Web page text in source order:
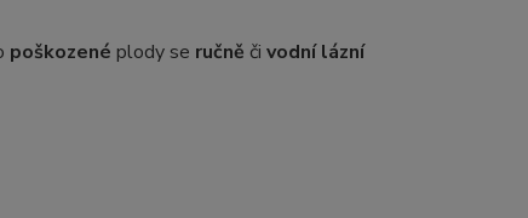
poškozené plody se ručně či vodní lázní